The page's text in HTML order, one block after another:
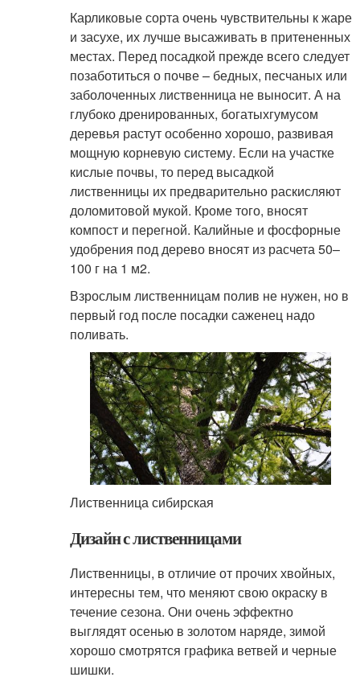
Карликовые сорта очень чувствительны к жаре
и засухе, их лучше высаживать в притененных
местах. Перед посадкой прежде всего следует
позаботиться о почве – бедных, песчаных или
заболоченных лиственница не выносит. А на
глубоко дренированных, богатыхгумусом
деревья растут особенно хорошо, развивая
мощную корневую систему. Если на участке
кислые почвы, то перед высадкой
лиственницы их предварительно раскисляют
доломитовой мукой. Кроме того, вносят
компост и перегной. Калийные и фосфорные
удобрения под дерево вносят из расчета 50–
100 г на 1 м2.
Взрослым лиственницам полив не нужен, но в
первый год после посадки саженец надо
поливать.
Лиственница сибирская
Дизайн с лиственницами
Лиственницы, в отличие от прочих хвойных,
интересны тем, что меняют свою окраску в
течение сезона. Они очень эффектно
выглядят осенью в золотом наряде, зимой
хорошо смотрятся графика ветвей и черные
шишки.